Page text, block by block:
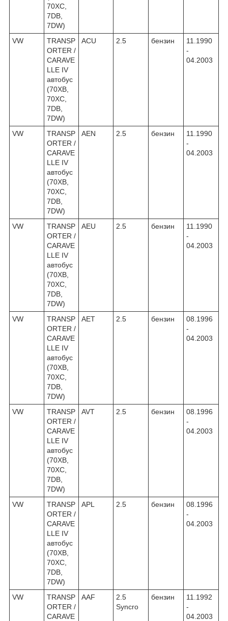
70XC,
7DB,
7DW)
VW
TRANSP
ORTER /
CARAVE
LLE IV
автобус
(70XB,
70XC,
7DB,
7DW)
ACU 2.5 бензин
11.1990
-
04.2003
VW
TRANSP
ORTER /
CARAVE
LLE IV
автобус
(70XB,
70XC,
7DB,
7DW)
AEN 2.5 бензин
11.1990
-
04.2003
VW
TRANSP
ORTER /
CARAVE
LLE IV
автобус
(70XB,
70XC,
7DB,
7DW)
AEU 2.5 бензин
11.1990
-
04.2003
VW
TRANSP
ORTER /
CARAVE
LLE IV
автобус
(70XB,
70XC,
7DB,
7DW)
AET 2.5 бензин
08.1996
-
04.2003
VW
TRANSP
ORTER /
CARAVE
LLE IV
автобус
(70XB,
70XC,
7DB,
7DW)
AVT 2.5 бензин
08.1996
-
04.2003
VW
TRANSP
ORTER /
CARAVE
LLE IV
автобус
(70XB,
70XC,
7DB,
7DW)
APL 2.5 бензин
08.1996
-
04.2003
VW
TRANSP
ORTER /
CARAVE
AAF
2.5
Syncro
бензин
11.1992
-
04.2003